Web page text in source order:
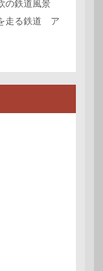
鉄道風景
走る鉄道 ア